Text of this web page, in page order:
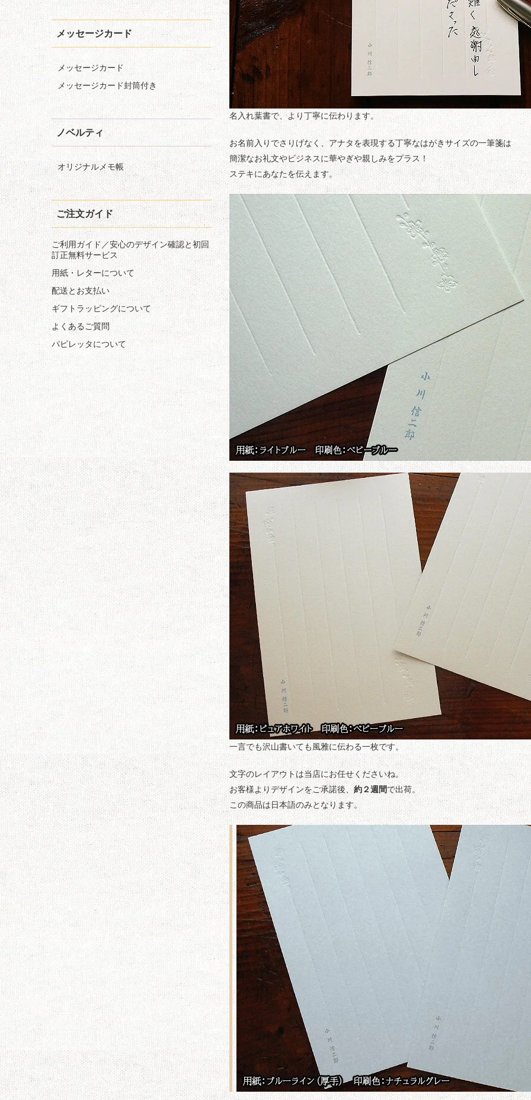
名入れ葉書で、より丁寧に伝わります。
お名前入りでさりげなく、アナタを表現する丁寧なはがきサイズの一筆箋は
簡潔なお礼文やビジネスに華やぎや親しみをプラス！
ステキにあなたを伝えます。
一言でも沢山書いても風雅に伝わる一枚です。
文字のレイアウトは当店にお任せくださいね。
お客様よりデザインをご承諾後、約２週間で出荷。
この商品は日本語のみとなります。
メッセージカード
メッセージカード
メッセージカード封筒付き
ノベルティ
オリジナルメモ帳
ご注文ガイド
ご利用ガイド／安心のデザイン確認と初回
訂正無料サービス
用紙・レターについて
配送とお支払い
ギフトラッピングについて
よくあるご質問
パピレッタについて